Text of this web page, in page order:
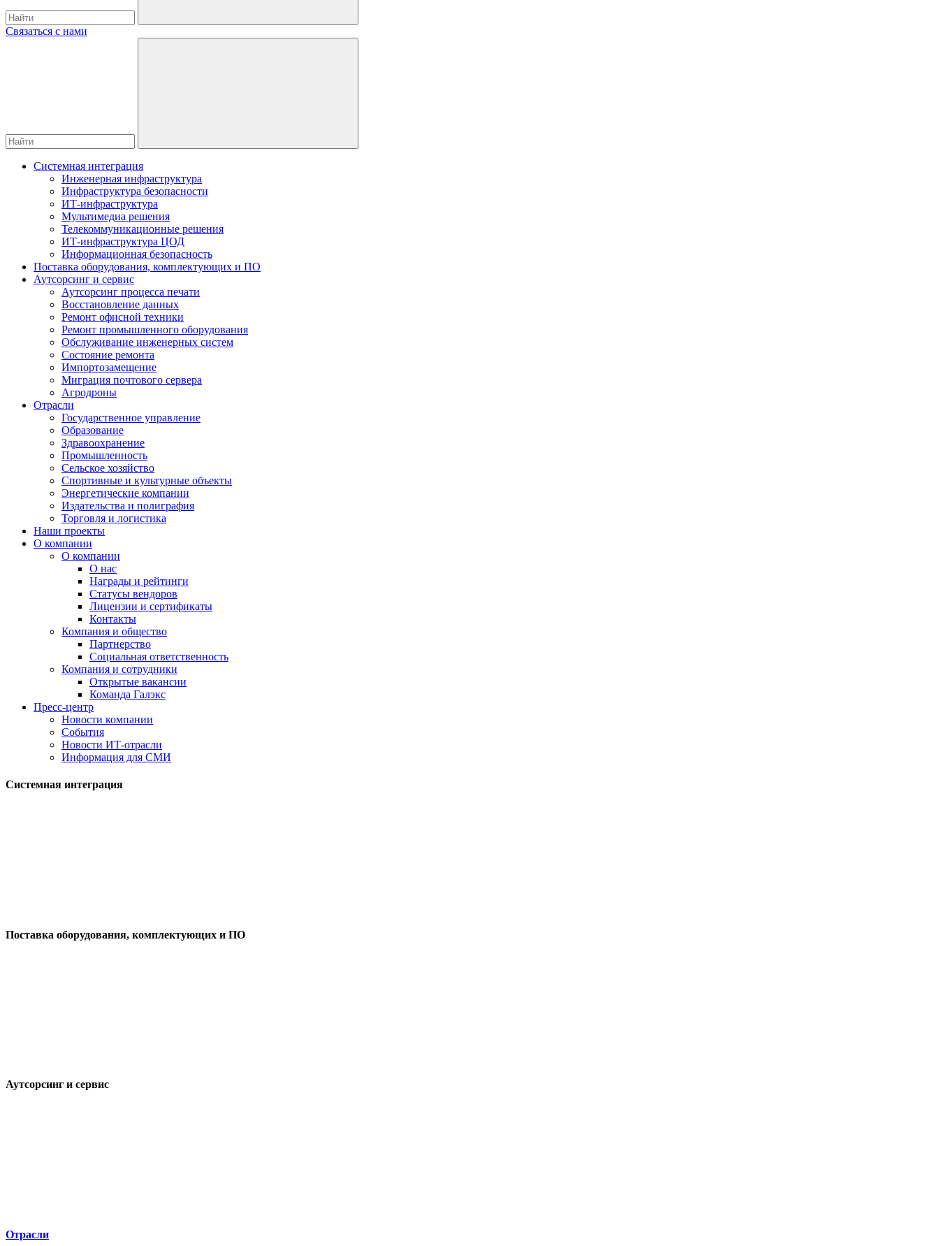
Связаться с нами
Системная интеграция
Инженерная инфраструктура
Инфраструктура безопасности
ИТ-инфраструктура
Мультимедиа решения
Телекоммуникационные решения
ИТ-инфраструктура ЦОД
Информационная безопасность
Поставка оборудования, комплектующих и ПО
Аутсорсинг и сервис
Аутсорсинг процесса печати
Восстановление данных
Ремонт офисной техники
Ремонт промышленного оборудования
Обслуживание инженерных систем
Состояние ремонта
Импортозамещение
Миграция почтового сервера
Агродроны
Отрасли
Государственное управление
Образование
Здравоохранение
Промышленность
Сельское хозяйство
Спортивные и культурные объекты
Энергетические компании
Издательства и полиграфия
Торговля и логистика
Наши проекты
О компании
О компании
О нас
Награды и рейтинги
Статусы вендоров
Лицензии и сертификаты
Контакты
Компания и общество
Партнерство
Социальная ответственность
Компания и сотрудники
Открытые вакансии
Команда Галэкс
Пресс-центр
Новости компании
События
Новости ИТ-отрасли
Информация для СМИ
Системная интеграция
Поставка оборудования, комплектующих и ПО
Аутсорсинг и сервис
Отрасли